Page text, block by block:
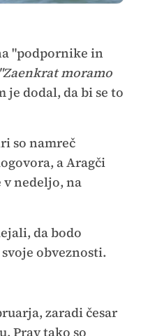
"podpornike in
"Zaenkrat moramo
je dodal, da bi se to
so namreč
a Aragči
v nedeljo, na
da bodo
obveznosti.
zaradi česar
Prav tako so